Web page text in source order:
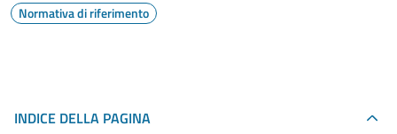
Normativa di riferimento
INDICE DELLA PAGINA